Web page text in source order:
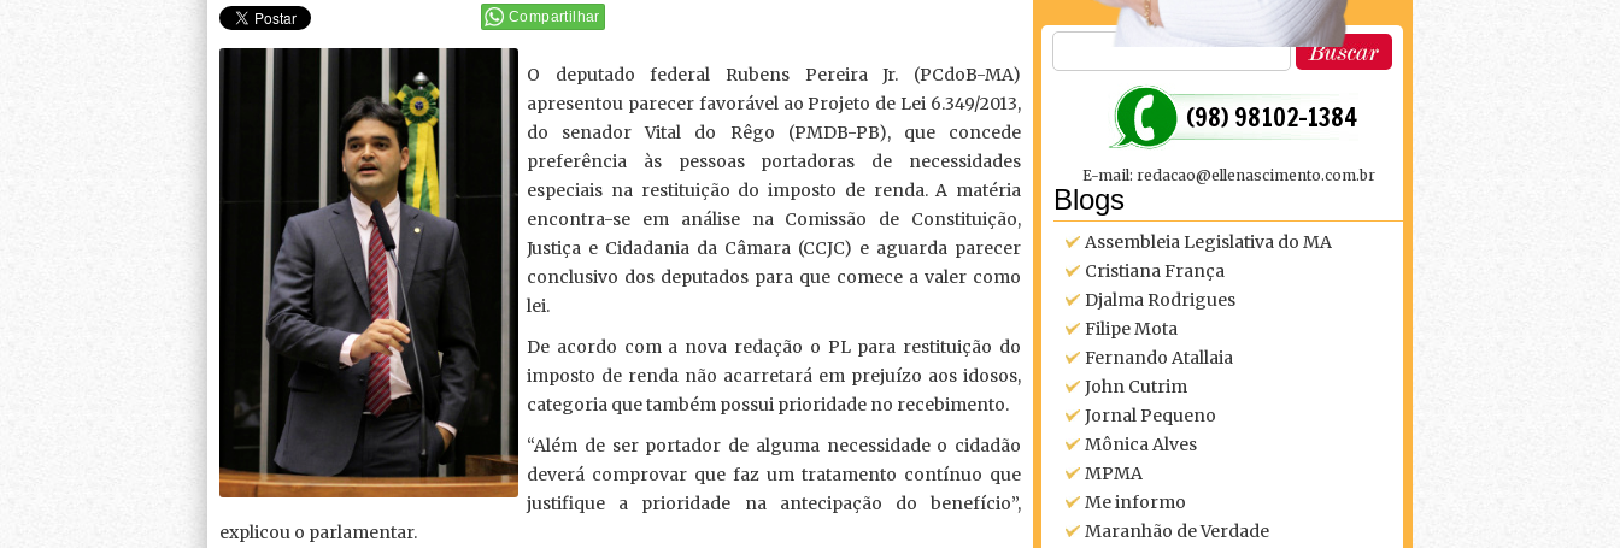
(98) 98102-1384
E-mail: redacao@ellenascimento.com.br
Blogs
Assembleia Legislativa do MA
Cristiana França
Djalma Rodrigues
Filipe Mota
Fernando Atallaia
John Cutrim
Jornal Pequeno
Mônica Alves
MPMA
Me informo
Maranhão de Verdade
Compartilhar
O deputado federal Rubens Pereira Jr. (PCdoB-MA)
apresentou parecer favorável ao Projeto de Lei 6.349/2013,
do senador Vital do Rêgo (PMDB-PB), que concede
preferência às pessoas portadoras de necessidades
especiais na restituição do imposto de renda. A matéria
encontra-se em análise na Comissão de Constituição,
Justiça e Cidadania da Câmara (CCJC) e aguarda parecer
conclusivo dos deputados para que comece a valer como
lei.
De acordo com a nova redação o PL para restituição do
imposto de renda não acarretará em prejuízo aos idosos,
categoria que também possui prioridade no recebimento.
“Além de ser portador de alguma necessidade o cidadão
deverá comprovar que faz um tratamento contínuo que
justifique a prioridade na antecipação do benefício”,
explicou o parlamentar.